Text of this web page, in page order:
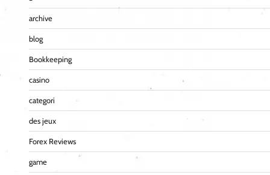
archive
blog
Bookkeeping
casino
categori
des jeux
Forex Reviews
game